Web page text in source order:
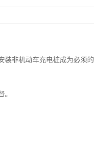
装非机动车充电桩成为必须的
。